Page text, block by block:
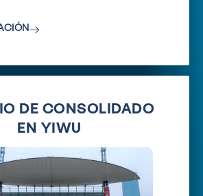
DE CONSOLIDADO
EN YIWU